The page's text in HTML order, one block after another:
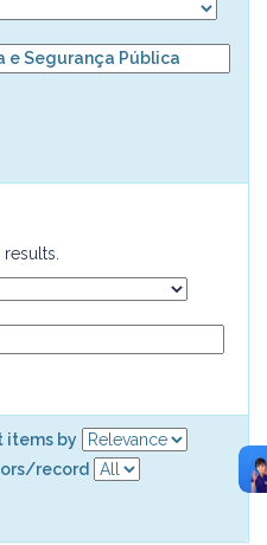
items by
record